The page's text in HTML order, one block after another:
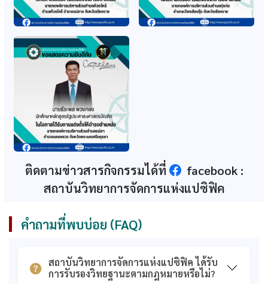
ก.พ. รับรองหลักสูตร
รัฐประศาสนศาสตร์
บัณฑิต สาขา
รัฐประศาสนศาสตร์
(ปรับปรุง 64-65)
ก.พ. รับรองปริญญา
หลักสูตรรัฐศาสตรมหา
ก.พ. รับรองปริญญา
หลักสูตรศึกษาศาสตร
มหาบัณฑิต (หลักสูตร
ใหม่ 2560)
ส.ก.อ. รับทราบอนุมัติ
มหาบัณฑิต (2560)
เที่ยวและการโรงแรม
ก.พ. รับรองคุณวุฒิ
มหาบัณฑิต
เอกสารการรับรอง
ส.ก.อ. (รวม)
เอกชน
ติดตามข่าวสารกิจกรรมได้ที่
facebook :
สถาบันวิทยาการจัดการแห่งแปซิฟิค
คำถามที่พบบ่อย (FAQ)
สถาบันวิทยาการจัดการแห่งแปซิฟิค ได้รับ
การรับรองวิทยฐานะตามกฎหมายหรือไม่?